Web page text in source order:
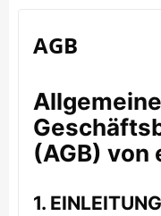
AGB
Allgemeine
(AGB) von
1. EINLEITUNG